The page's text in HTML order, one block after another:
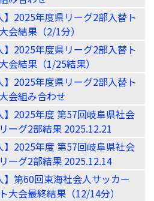
】2025年度県リーグ2部入替ト
会結果（2/1分）
】2025年度県リーグ2部入替ト
会結果（1/25結果）
】2025年度県リーグ2部入替ト
会組み合わせ
】2025年度 第57回岐阜県社会
ーグ2部結果 2025.12.21
】2025年度 第57回岐阜県社会
ーグ2部結果 2025.12.14
】第60回東海社会人サッカー
大会最終結果（12/14分）